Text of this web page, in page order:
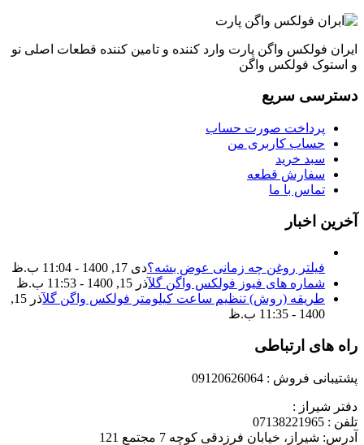
ایران فولکس واگن پارت وارد کننده و تامین کننده قطعات اصلی نو
و استوک فولکس واگن
دسترسی سریع
پرداخت صورت حساب
حساب کاربری من
سبد خرید
سفارش قطعه
تماس با ما
آخرین اخبار
فیلتر روغن چه زمانی عوض بشه؟دی 17, 1400 - 11:04 ب.ظ
شماره های فیوز فولکس واگن گلآذر 15, 1400 - 11:53 ب.ظ
طریقه (روش) تنظیم ساعت کیلومتر فولکس واگن گل
آذر 15,
1400 - 11:35 ب.ظ
راه های ارتباطی
پشتیبانی فروش : 09120626064
دفتر شیراز :
تلفن : 07138221965
آدرس: شیراز، خیابان فرزدقی کوچه 7 مجتمع 121